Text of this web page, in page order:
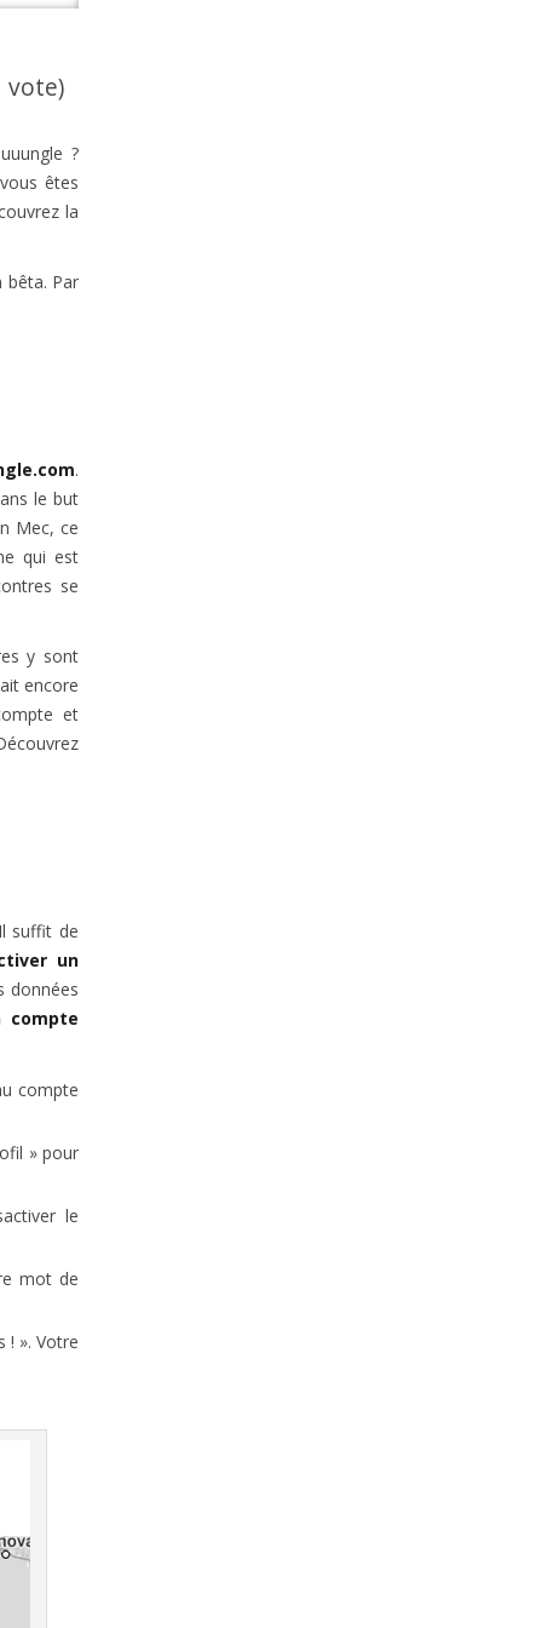
vote)
?
êtes
la
bêta. Par
.
le but
Mec, ce
qui est
se
y sont
encore
et
suffit de
un
données
compte
compte
» pour
le
mot de
! ». Votre